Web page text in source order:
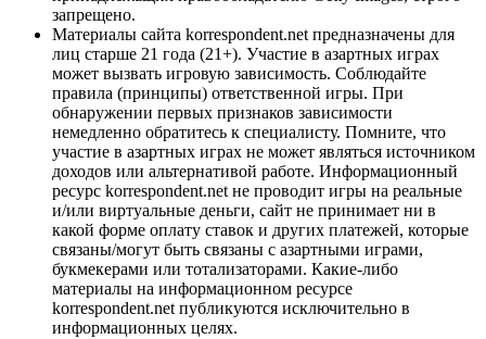
запрещено.
Материалы сайта korrespondent.net предназначены для
лиц старше 21 года (21+). Участие в азартных играх
может вызвать игровую зависимость. Соблюдайте
правила (принципы) ответственной игры. При
обнаружении первых признаков зависимости
немедленно обратитесь к специалисту. Помните, что
участие в азартных играх не может являться источником
доходов или альтернативой работе. Информационный
ресурс korrespondent.net не проводит игры на реальные
и/или виртуальные деньги, сайт не принимает ни в
какой форме оплату ставок и других платежей, которые
связаны/могут быть связаны с азартными играми,
букмекерами или тотализаторами. Какие-либо
материалы на информационном ресурсе
korrespondent.net публикуются исключительно в
информационных целях.